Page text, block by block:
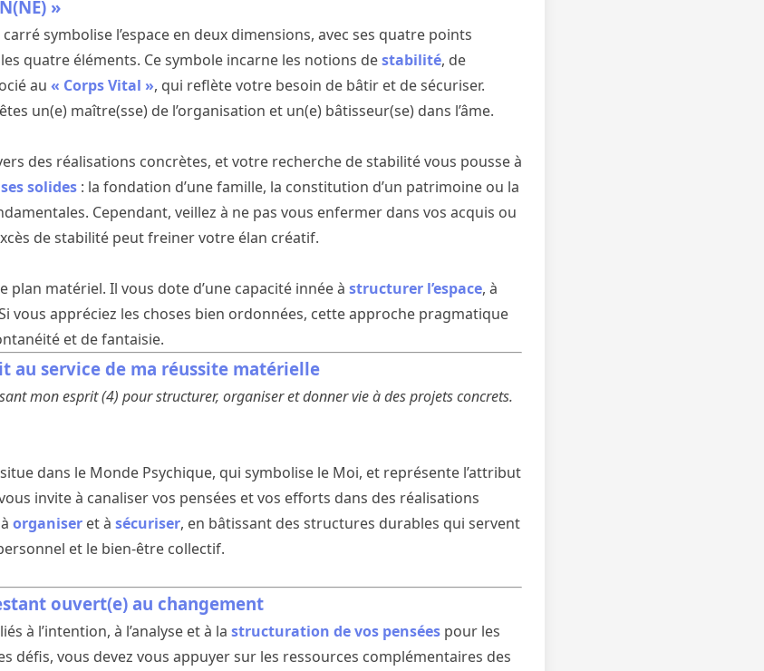
»
symbolise l’espace en deux dimensions, avec ses quatre points
les quatre éléments. Ce symbole incarne les notions destabilité, de
au « Corps Vital », qui reflète votre besoin de bâtir et de sécuriser.
un(e) maître(sse) de l’organisation et un(e) bâtisseur(se) dans l’âme.
des réalisations concrètes, et votre recherche de stabilité vous pousse à
solides : la fondation d’une famille, la constitution d’un patrimoine ou la
Cependant, veillez à ne pas vous enfermer dans vos acquis ou
de stabilité peut freiner votre élan créatif.
plan matériel. Il vous dote d’une capacité innée à structurer l’espace, à
vous appréciez les choses bien ordonnées, cette approche pragmatique
et de fantaisie.
au service de ma réussite matérielle
mon esprit (4) pour structurer, organiser et donner vie à des projets concrets.
dans le Monde Psychique, qui symbolise le Moi, et représente l’attribut
invite à canaliser vos pensées et vos efforts dans des réalisations
organiser et à sécuriser, en bâtissant des structures durables qui servent
et le bien-être collectif.
ouvert(e) au changement
à l’intention, à l’analyse et à la structuration de vos pensées pour les
défis, vous devez vous appuyer sur les ressources complémentaires des